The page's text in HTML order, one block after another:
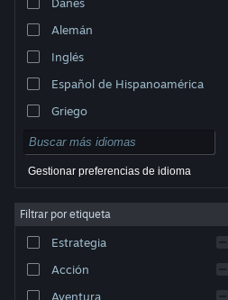
© Valve Corporation. Todos los derechos reservados.
respectivos dueños en EE. UU. y otros países.
Acuerdo de Suscriptor a Steam
Cookies
Alemán
Inglés
Español de Hispanoamérica
Griego
Gestionar preferencias de idioma
Filtrar por etiqueta
Estrategia
Acción
Aventura